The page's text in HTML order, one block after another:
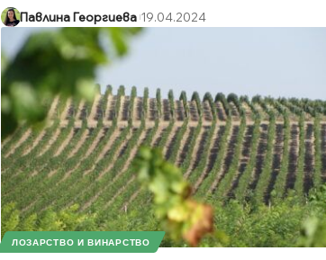
Павлина Георгиева 19.04.2024
ЛОЗАРСТВО И ВИНАРСТВО